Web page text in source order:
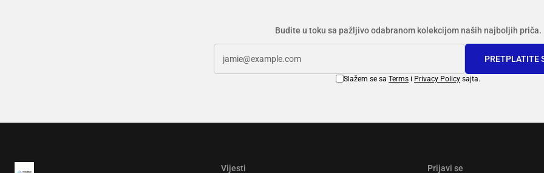
Budite u toku sa pažljivo odabranom kolekcijom naših najboljih priča.
PRETPLATITE
Slažem se sa Terms i Privacy Policy sajta.
Vijesti Prijavi se